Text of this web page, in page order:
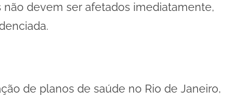
não devem ser afetados imediatamente,
de planos de saúde no Rio de Janeiro,